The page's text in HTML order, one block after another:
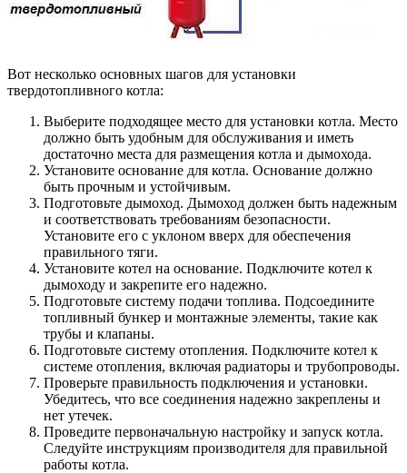
Вот несколько основных шагов для установки
твердотопливного котла:
Выберите подходящее место для установки котла. Место
должно быть удобным для обслуживания и иметь
достаточно места для размещения котла и дымохода.
Установите основание для котла. Основание должно
быть прочным и устойчивым.
Подготовьте дымоход. Дымоход должен быть надежным
и соответствовать требованиям безопасности.
Установите его с уклоном вверх для обеспечения
правильного тяги.
Установите котел на основание. Подключите котел к
дымоходу и закрепите его надежно.
Подготовьте систему подачи топлива. Подсоедините
топливный бункер и монтажные элементы, такие как
трубы и клапаны.
Подготовьте систему отопления. Подключите котел к
системе отопления, включая радиаторы и трубопроводы.
Проверьте правильность подключения и установки.
Убедитесь, что все соединения надежно закреплены и
нет утечек.
Проведите первоначальную настройку и запуск котла.
Следуйте инструкциям производителя для правильной
работы котла.